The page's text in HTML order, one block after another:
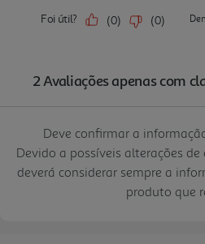
Deve confirmar a
Devido a possíveis alterações
deverá considerar sempre a
produto que